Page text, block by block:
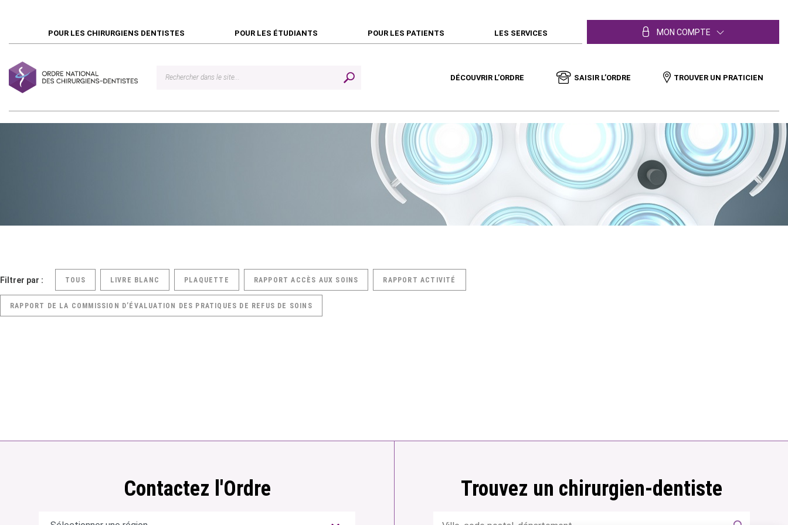
POUR LES CHIRURGIENS DENTISTES POUR LES ÉTUDIANTS POUR LES PATIENTS LES SERVICES MON COMPTE
DÉCOUVRIR L’ORDRE SAISIR L’ORDRE TROUVER UN PRATICIEN
Filtrer par : TOUS LIVRE BLANC PLAQUETTE RAPPORT ACCÈS AUX SOINS RAPPORT ACTIVITÉ
RAPPORT DE LA COMMISSION D’ÉVALUATION DES PRATIQUES DE REFUS DE SOINS
Contactez l'Ordre Trouvez un chirurgien-dentiste